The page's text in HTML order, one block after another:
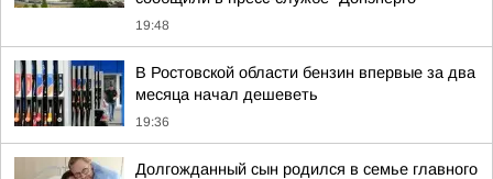
19:48
В Ростовской области бензин впервые за два
месяца начал дешеветь
19:36
Долгожданный сын родился в семье главного